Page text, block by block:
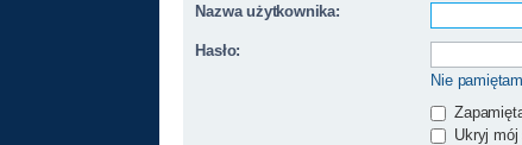
Nazwa użytkownika:
Hasło:
Nie
Ukryj